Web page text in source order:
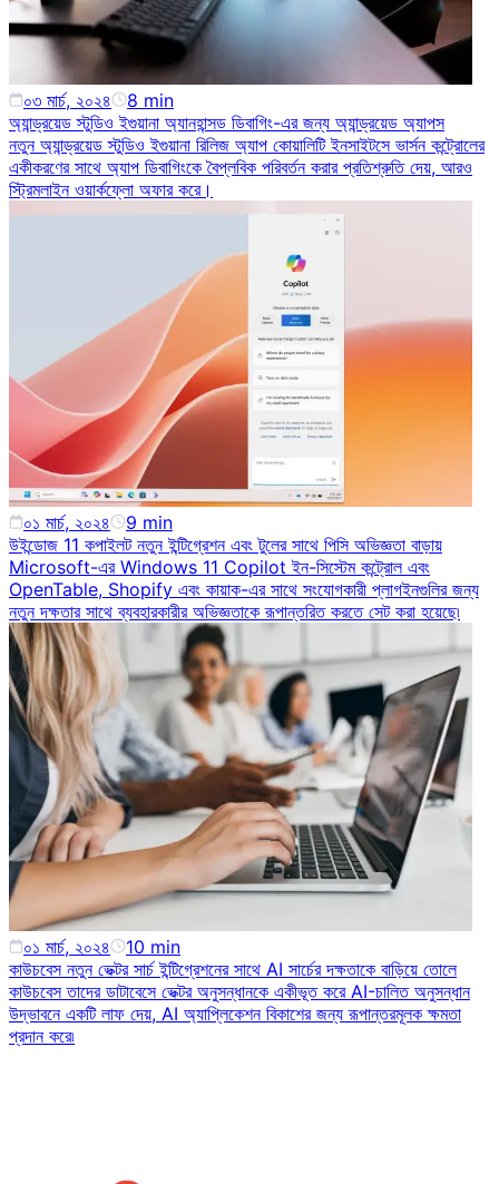
০৩ মার্চ, ২০২৪ 8 min
অ্যান্ড্রয়েড স্টুডিও ইগুয়ানা অ্যানহান্সড ডিবাগিং-এর জন্য অ্যান্ড্রয়েড অ্যাপস
নতুন অ্যান্ড্রয়েড স্টুডিও ইগুয়ানা রিলিজ অ্যাপ কোয়ালিটি ইনসাইটসে ভার্সন কন্ট্রোলের
একীকরণের সাথে অ্যাপ ডিবাগিংকে বৈপ্লবিক পরিবর্তন করার প্রতিশ্রুতি দেয়, আরও
স্ট্রিমলাইন ওয়ার্কফ্লো অফার করে।
০১ মার্চ, ২০২৪ 9 min
উইন্ডোজ 11 কপাইলট নতুন ইন্টিগ্রেশন এবং টুলের সাথে পিসি অভিজ্ঞতা বাড়ায়
Microsoft-এর Windows 11 Copilot ইন-সিস্টেম কন্ট্রোল এবং
OpenTable, Shopify এবং কায়াক-এর সাথে সংযোগকারী প্লাগইনগুলির জন্য
নতুন দক্ষতার সাথে ব্যবহারকারীর অভিজ্ঞতাকে রূপান্তরিত করতে সেট করা হয়েছে৷
০১ মার্চ, ২০২৪ 10 min
কাউচবেস নতুন ভেক্টর সার্চ ইন্টিগ্রেশনের সাথে AI সার্চের দক্ষতাকে বাড়িয়ে তোলে
কাউচবেস তাদের ডাটাবেসে ভেক্টর অনুসন্ধানকে একীভূত করে AI-চালিত অনুসন্ধান
উদ্ভাবনে একটি লাফ দেয়, AI অ্যাপ্লিকেশন বিকাশের জন্য রূপান্তরমূলক ক্ষমতা
প্রদান করে৷